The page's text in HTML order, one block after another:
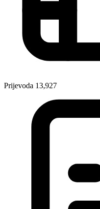
Prijevoda 13,927